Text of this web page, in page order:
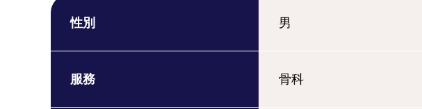
性別 男
服務 骨科